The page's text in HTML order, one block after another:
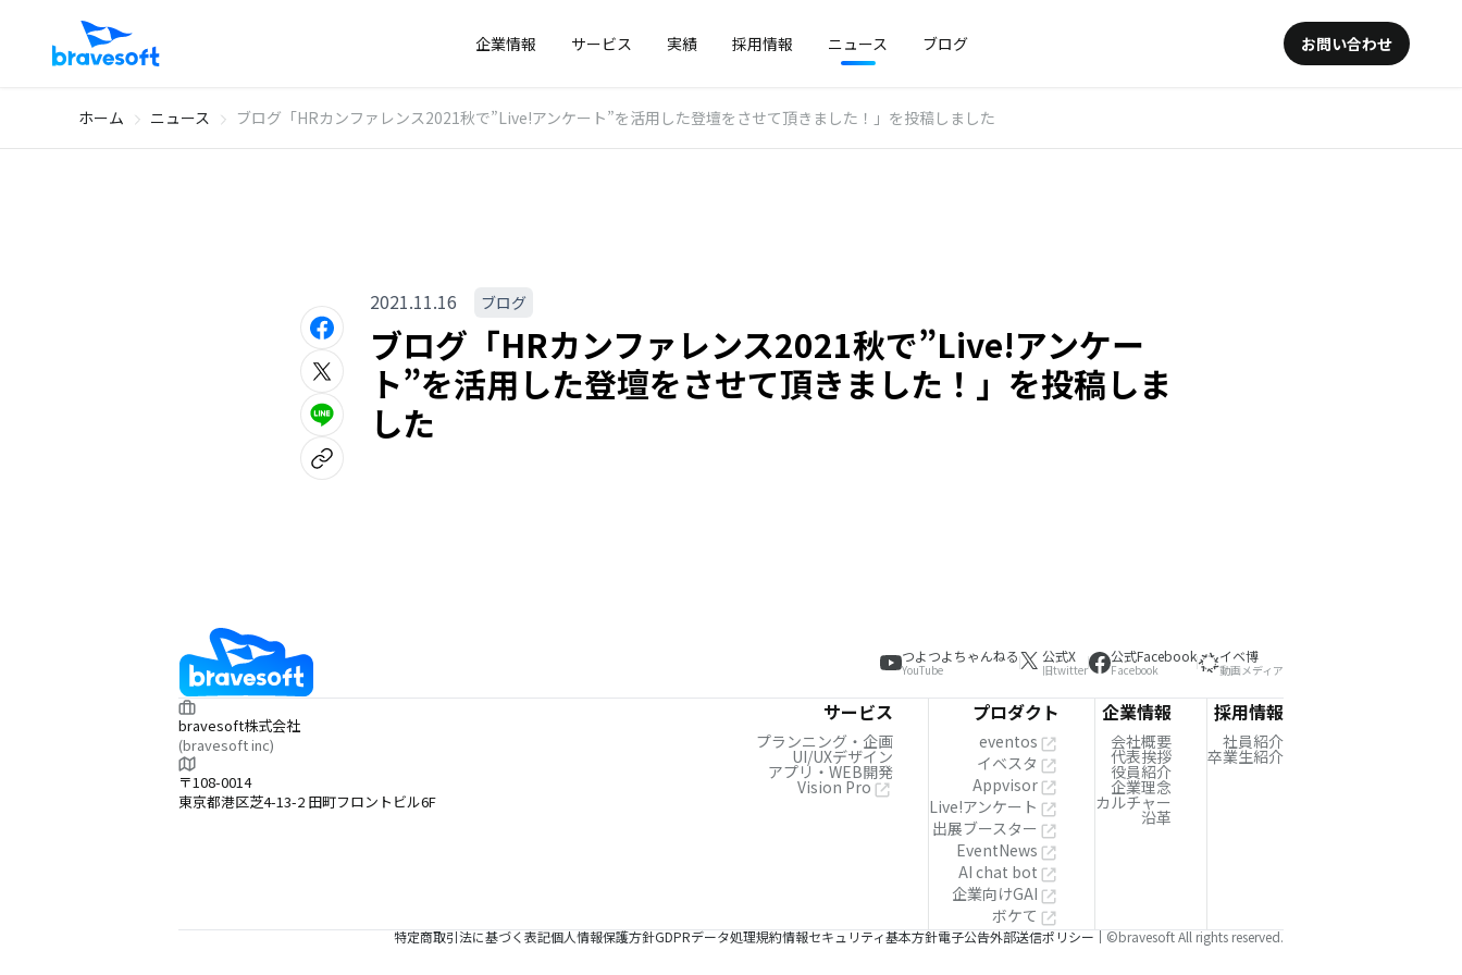
企業情報 サービス 実績 採用情報 ニュース ブログ お問い合わせ
ホーム ニュース ブログ「HRカンファレンス2021秋で”Live!アンケート”を活用した登壇をさせて頂きました！」を投稿しました
2021.11.16 ブログ
ブログ「HRカンファレンス2021秋で”Live!アンケー
ト”を活用した登壇をさせて頂きました！」を投稿しま
した
つよつよちゃんねる
YouTube
公式X
旧twitter
公式Facebook
Facebook
イベ博
動画メディア
bravesoft株式会社
(bravesoft inc)
〒108-0014
東京都港区芝4-13-2 田町フロントビル6F
サービス
プランニング・企画
UI/UXデザイン
アプリ・WEB開発
Vision Pro
プロダクト
eventos
イベスタ
Appvisor
Live!アンケート
出展ブースター
EventNews
AI chat bot
企業向けGAI
ボケて
企業情報
会社概要
代表挨拶
役員紹介
企業理念
カルチャー
沿革
採用情報
社員紹介
卒業生紹介
特定商取引法に基づく表記個人情報保護方針GDPRデータ処理規約情報セキュリティ基本方針電子公告外部送信ポリシー ©bravesoft All rights reserved.